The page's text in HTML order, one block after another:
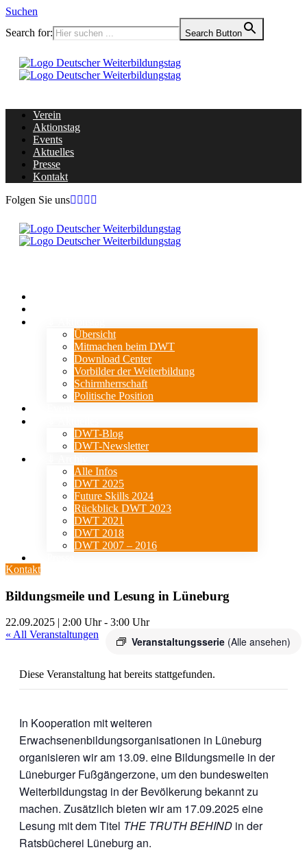
Suchen
Search for:
Search Button
Verein
Aktionstag
Events
Aktuelles
Presse
Kontakt
Folgen Sie uns
Übersicht
Mitmachen beim DWT
Download Center
Vorbilder der Weiterbildung
Schirmherrschaft
Politische Position
DWT-Blog
DWT-Newsletter
Alle Infos
DWT 2025
Future Skills 2024
Rückblick DWT 2023
DWT 2021
DWT 2018
DWT 2007 – 2016
Kontakt
Bildungsmeile und Lesung in Lüneburg
22.09.2025 | 2:00 Uhr- 3:00 Uhr
Veranstaltungsserie (Alle ansehen)
« All Veranstaltungen
Diese Veranstaltung hat bereits stattgefunden.
In Kooperation mit weiteren
Erwachsenenbildungsorganisationen in Lüneburg
organisieren wir am 13.09. eine Bildungsmeile in der
Lüneburger Fußgängerzone, um den bundesweiten
Weiterbildungstag in der Bevölkerung bekannt zu
machen. Zusätzlich bieten wir am 17.09.2025 eine
Lesung mit dem Titel THE TRUTH BEHIND in der
Ratsbücherei Lüneburg an.